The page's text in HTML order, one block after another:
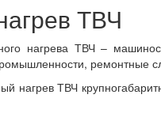
ТВЧ
нагрева ТВЧ –
ремонтные
нагрев ТВЧ